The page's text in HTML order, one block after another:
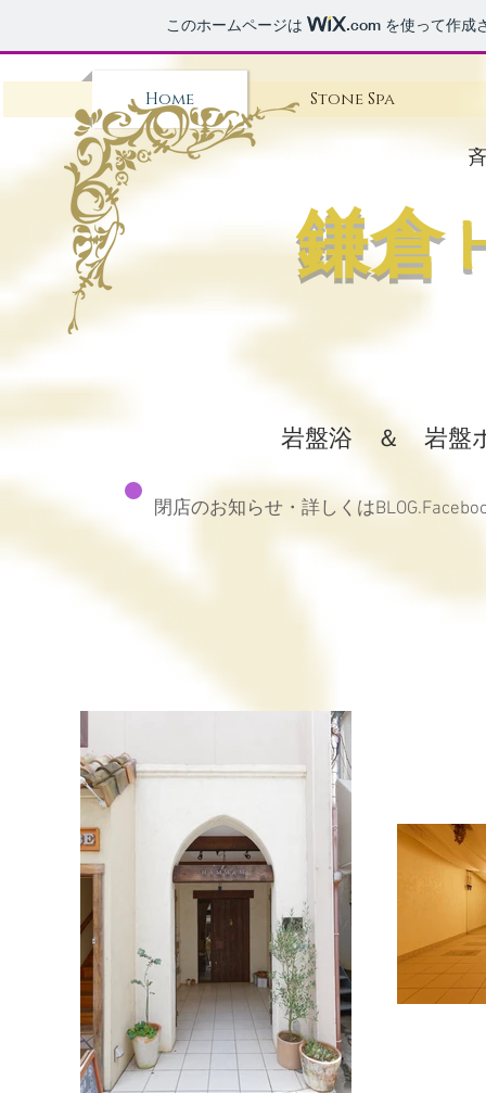
このホームページは .com を使って作成
鎌倉
Home Stone Spa
岩盤浴 ＆ 岩盤
閉店のお知らせ・詳しくは